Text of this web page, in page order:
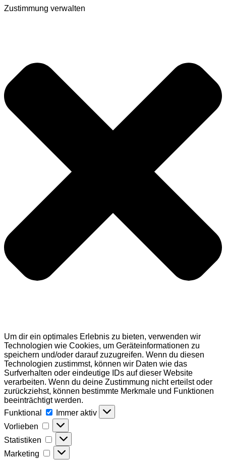
Zustimmung verwalten
Um dir ein optimales Erlebnis zu bieten, verwenden wir
Technologien wie Cookies, um Geräteinformationen zu
speichern und/oder darauf zuzugreifen. Wenn du diesen
Technologien zustimmst, können wir Daten wie das
Surfverhalten oder eindeutige IDs auf dieser Website
verarbeiten. Wenn du deine Zustimmung nicht erteilst oder
zurückziehst, können bestimmte Merkmale und Funktionen
beeinträchtigt werden.
Funktional
Funktional
Immer aktiv
Vorlieben
Vorlieben
Statistiken Statistiken
Marketing Marketing